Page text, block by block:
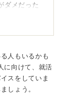
ダメだった
か」「企業
伝え方は間
因と思われ
人もいるかも
に向けて、就活
スをしていま
しょう。